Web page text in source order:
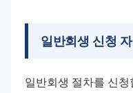
일반회생 신청
일반회생 절차를 신